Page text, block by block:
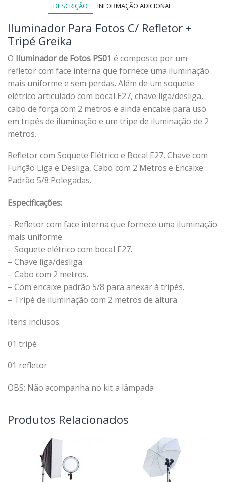
DESCRIÇÃO INFORMAÇÃO ADICIONAL
Iluminador Para Fotos C/ Refletor +
Tripé Greika
O Iluminador de Fotos PS01 é composto por um
refletor com face interna que fornece uma iluminação
mais uniforme e sem perdas. Além de um soquete
elétrico articulado com bocal E27, chave liga/desliga,
cabo de força com 2 metros e ainda encaixe para uso
em tripés de iluminação e um tripe de iluminação de 2
metros.
Refletor com Soquete Elétrico e Bocal E27, Chave com
Função Liga e Desliga, Cabo com 2 Metros e Encaixe
Padrão 5/8 Polegadas.
Especificações:
– Refletor com face interna que fornece uma iluminação
mais uniforme.
– Soquete elétrico com bocal E27.
– Chave liga/desliga.
– Cabo com 2 metros.
– Com encaixe padrão 5/8 para anexar à tripés.
– Tripé de iluminação com 2 metros de altura.
Itens inclusos:
01 tripé
01 refletor
OBS: Não acompanha no kit a lâmpada
Produtos Relacionados